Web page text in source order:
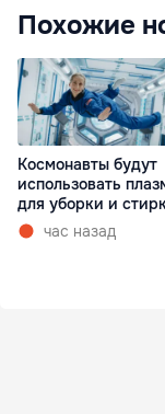
Похожие
Космонавты будут
использовать
для уборки и
час назад